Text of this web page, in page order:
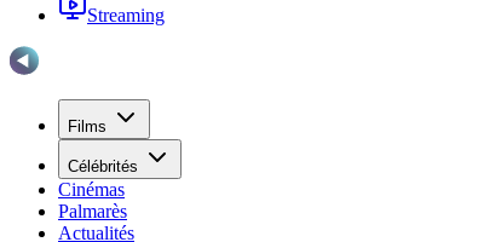
Streaming
Films
Célébrités
Cinémas
Palmarès
Actualités